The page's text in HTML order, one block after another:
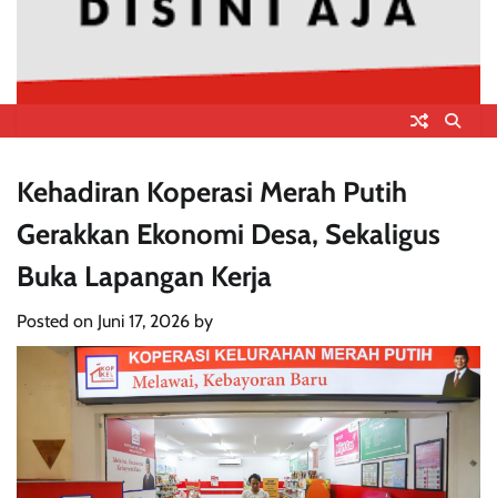
Kehadiran Koperasi Merah Putih
Gerakkan Ekonomi Desa, Sekaligus
Buka Lapangan Kerja
Posted on Juni 17, 2026 by